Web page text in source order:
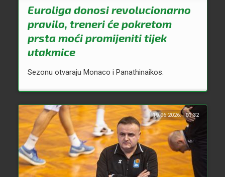
Euroliga donosi revolucionarno
pravilo, treneri će pokretom
prsta moći promijeniti tijek
utakmice
Sezonu otvaraju Monaco i Panathinaikos.
19.06.2026. 01:32